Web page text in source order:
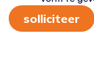
solliciteer